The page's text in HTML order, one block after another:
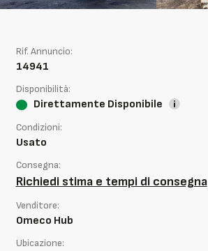
Rif. Annuncio:
14941
Disponibilità:
Direttamente Disponibile
Condizioni:
Usato
Consegna:
Richiedi stima e tempi di consegna
Venditore:
Omeco Hub
Ubicazione: